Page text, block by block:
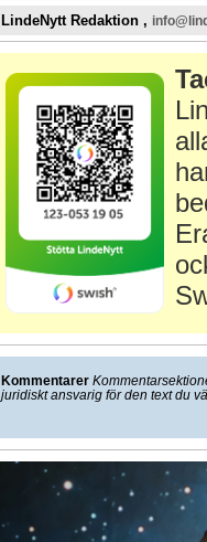
LindeNytt Redaktion ,
Kommentarer
juridiskt ansvarig för den text du